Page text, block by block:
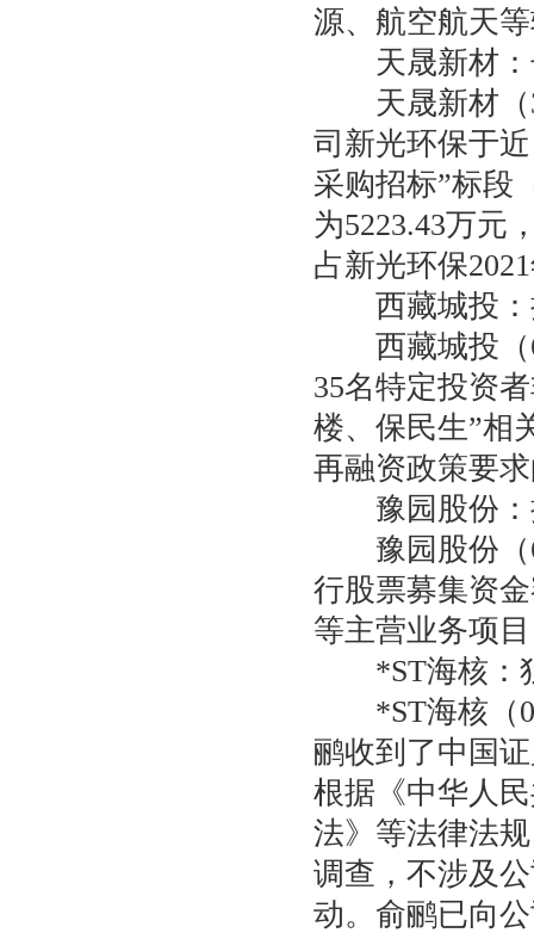
源、航空航天
天晟新材：
天晟新材（
司新光环保于
采购招标”标段
为5223.43万元
占新光环保
西藏城投：
西藏城投（
35名特定投资
楼、保民生”相
再融资政策要
豫园股份：
豫园股份（
行股票募集资
等主营业务项
*ST海核：独
*ST海核（
鹂收到了中国
根据《中华人
法》等法律法
调查，不涉及
动。俞鹂已向